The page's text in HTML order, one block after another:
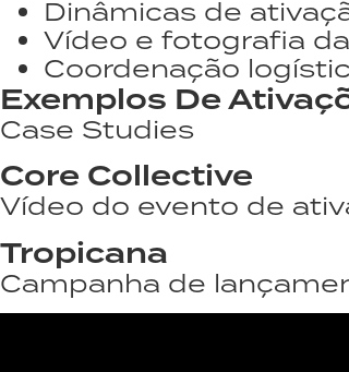
Dinâmicas de
Vídeo e fotografia
Coordenação
Exemplos De
Case Studies
Core Collective
Vídeo do evento de
Tropicana
Campanha de